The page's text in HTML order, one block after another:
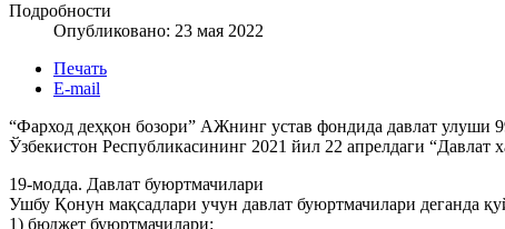
Подробности
Опубликовано: 23 мая 2022
Печать
E-mail
“Фарход деҳқон бозори” АЖнинг устав фондида давлат улуши
Ўзбекистон Республикасининг 2021 йил 22 апрелдаги “Давлат
19-модда. Давлат буюртмачилари
Ушбу Қонун мақсадлари учун давлат буюртмачилари деганда
1) бюджет буюртмачилари: